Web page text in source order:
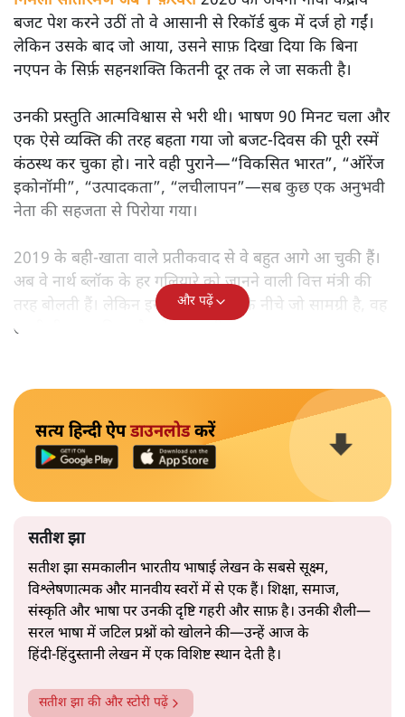
मोदी सरकार का बजट 2026 बड़े बदलाव का वादा करता दिखता है,
लेकिन क्या वह देहलीज़ पार कर पाया? नीतिगत झिझक, अधूरे सुधार
और ठहरे फैसलों के बीच बजट की आलोचनात्मक समीक्षा पढ़िए।
निर्मला सीतारमण जब 1 फ़रवरी2026 को अपना नौवाँ केंद्रीय
बजट पेश करने उठीं तो वे आसानी से रिकॉर्ड बुक में दर्ज हो गईं।
नएपन के सिर्फ़ सहनशक्ति कितनी दूर तक ले जा सकती है।
उनकी प्रस्तुति आत्मविश्वास से भरी थी। भाषण 90 मिनट चला और
एक ऐसे व्यक्ति की तरह बहता गया जो बजट‑दिवस की पूरी रस्में
नेता की सहजता से पिरोया गया।
2019 के बही‑खाता वाले प्रतीकवाद से वे बहुत आगे आ चुकी हैं।
अब वे नार्थ ब्लॉक के हर गलियारे को जानने वाली वित्त मंत्री की
तरह बोलती हैं। लेकिन इस आत्मविश्वास के नीचे जो सामग्री है, वह
सत्य हिन्दी ऐपडाउनलोडकरें